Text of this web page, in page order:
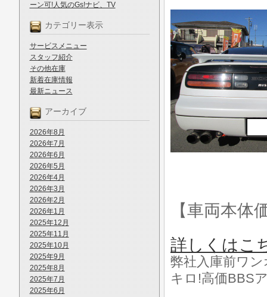
ーン可!人気のGs!ナビ、TV
カテゴリー表示
サービスメニュー
スタッフ紹介
その他在庫
新着在庫情報
最新ニュース
アーカイブ
2026年8月
2026年7月
2026年6月
2026年5月
2026年4月
2026年3月
2026年2月
2026年1月
2025年12月
2025年11月
2025年10月
2025年9月
2025年8月
2025年7月
2025年6月
【車両本体
詳しくはこ
弊社入庫前ワ
キロ!高価BBS